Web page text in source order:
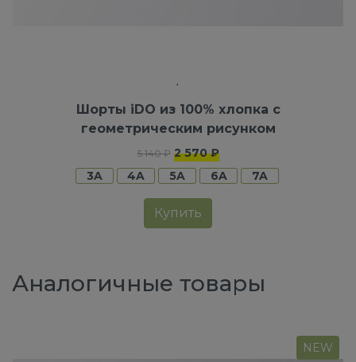
Шорты iDO из 100% хлопка с
геометрическим рисунком
5 140 ₽ 2 570 ₽
3A
4A 5A 6A 7A
Купить
Аналогичные товары
NEW